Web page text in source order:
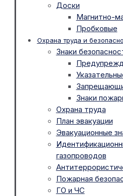
Доски
Магнитно-
Пробковые
Охрана труда и
Знаки
Знаки
Охрана труда
План эвакуации
Эвакуационные
газопроводов
Пожарная
ГО и ЧС